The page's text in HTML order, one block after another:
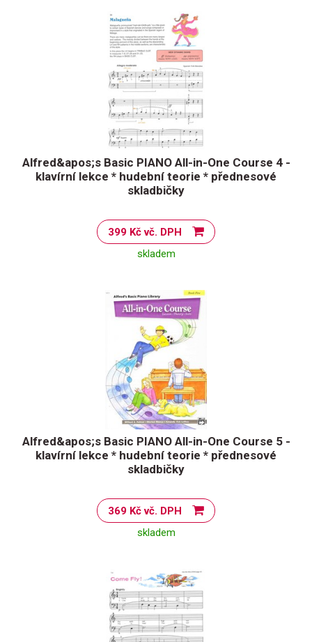
Alfred&apos;s Basic PIANO All-in-One Course 4 -
klavírní lekce * hudební teorie * přednesové
skladbičky
399 Kč vč. DPH
skladem
Alfred&apos;s Basic PIANO All-in-One Course 5 -
klavírní lekce * hudební teorie * přednesové
skladbičky
369 Kč vč. DPH
skladem